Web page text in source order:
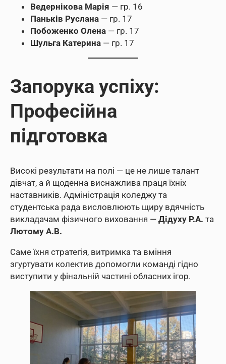
Ведернікова Марія — гр. 16
Паньків Руслана — гр. 17
Побоженко Олена — гр. 17
Шульга Катерина — гр. 17
Запорука успіху:
Професійна
підготовка
Високі результати на полі — це не лише талант
дівчат, а й щоденна виснажлива праця їхніх
наставників. Адміністрація коледжу та
студентська рада висловлюють щиру вдячність
викладачам фізичного виховання — Дідуху Р.А. та
Лютому А.В.
Саме їхня стратегія, витримка та вміння
згуртувати колектив допомогли команді гідно
виступити у фінальній частині обласних ігор.